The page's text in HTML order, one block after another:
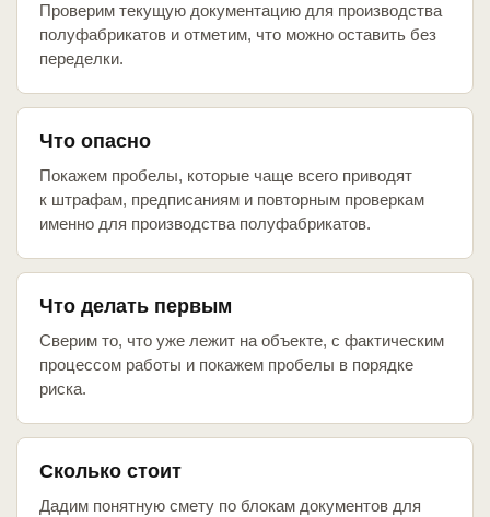
Проверим текущую документацию для производства
полуфабрикатов и отметим, что можно оставить без
переделки.
Что опасно
Покажем пробелы, которые чаще всего приводят
к штрафам, предписаниям и повторным проверкам
именно для производства полуфабрикатов.
Что делать первым
Сверим то, что уже лежит на объекте, с фактическим
процессом работы и покажем пробелы в порядке
риска.
Сколько стоит
Дадим понятную смету по блокам документов для